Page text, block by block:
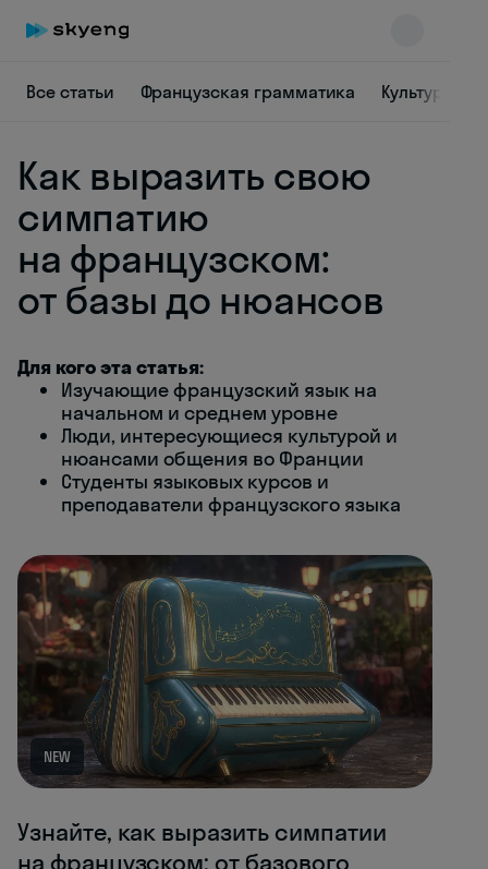
Все статьи Французская грамматика Культура
Как выразить свою
симпатию
на французском:
от базы до нюансов
Для кого эта статья:
Изучающие французский язык на
начальном и среднем уровне
Люди, интересующиеся культурой и
нюансами общения во Франции
Студенты языковых курсов и
преподаватели французского языка
NEW
Узнайте, как выразить симпатии
на французском: от базового
Skyeng Chat
online